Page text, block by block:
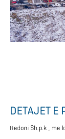
DETAJET E
Redoni Sh.p.k , me